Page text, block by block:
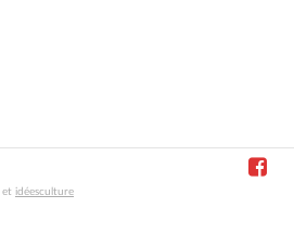
et idéesculture